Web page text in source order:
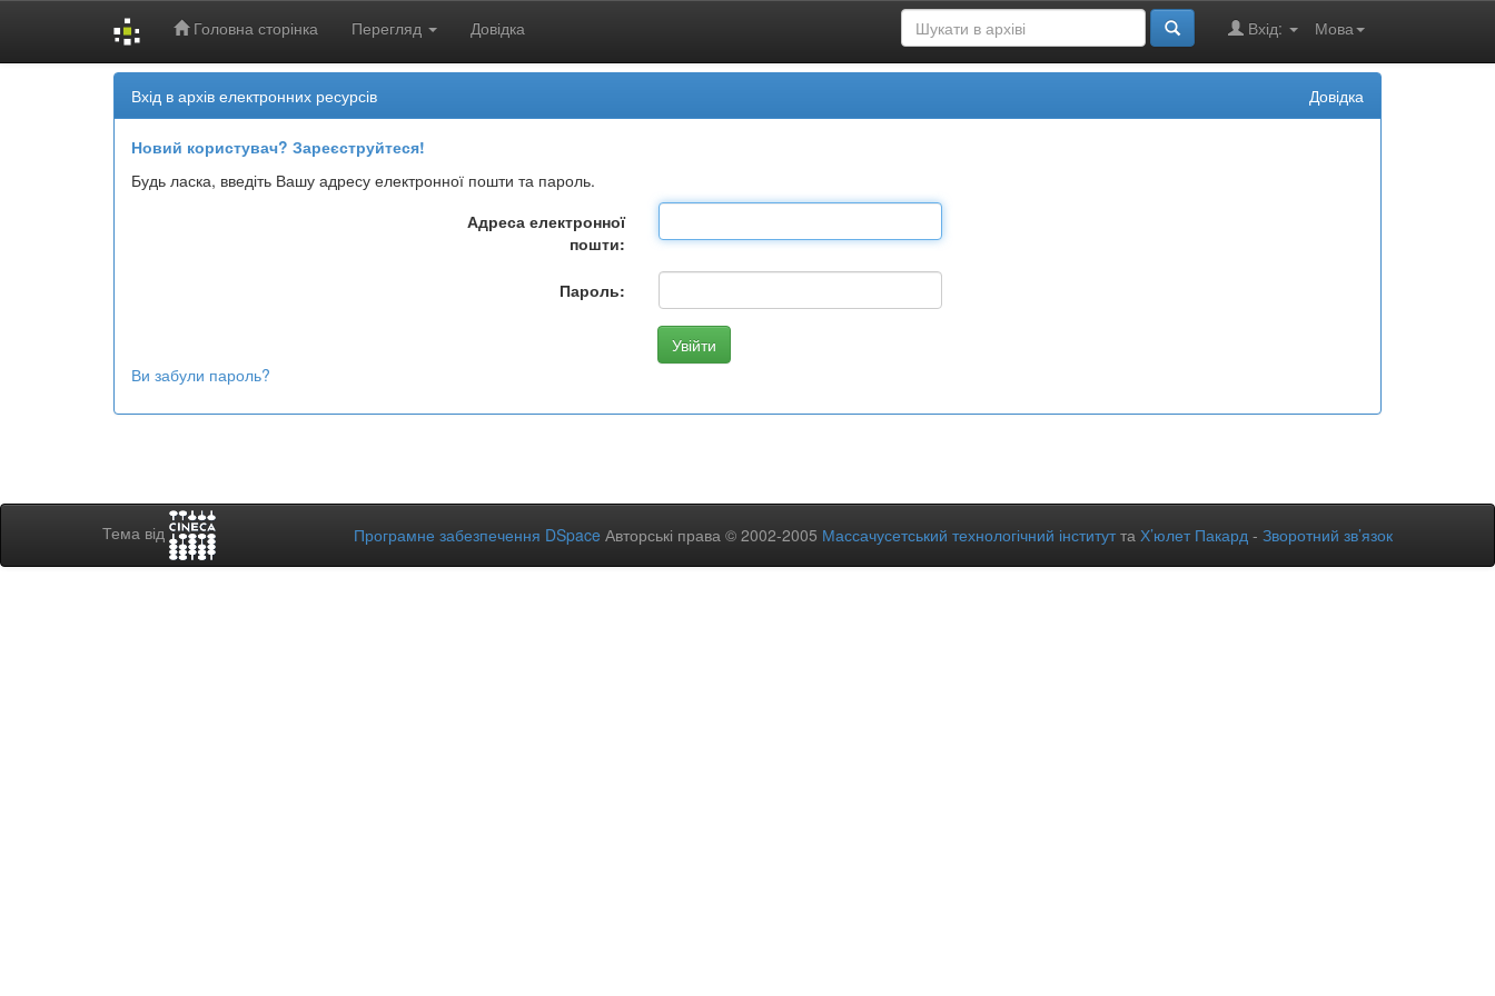
Головна сторінка Перегляд Довідка Мова
Вхід:
Вхід в архів електронних ресурсів Довідка
Новий користувач? Зареєструйтеся!
Будь ласка, введіть Вашу адресу електронної пошти та пароль.
Адреса електронної
пошти:
Пароль:
Ви забули пароль?
Тема від Програмне забезпечення DSpace Авторські права © 2002-2005 Массачусетський технологічний інститутта Х’юлет Пакард - Зворотний зв’язок